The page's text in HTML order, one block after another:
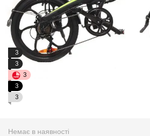
3
3
3
3
3
Немає в наявності